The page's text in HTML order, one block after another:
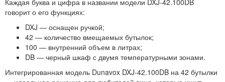
Каждая буква и цифра в названии модели DXJ-42.100DB
говорит о его функциях:
DXJ — оснащен ручкой;
42 — количество вмещаемых бутылок;
100 — внутренний объем в литрах;
DB — черный шкаф с двумя температурными зонами.
Интегрированная модель Dunavox DXJ-42.100DB на 42 бутылки